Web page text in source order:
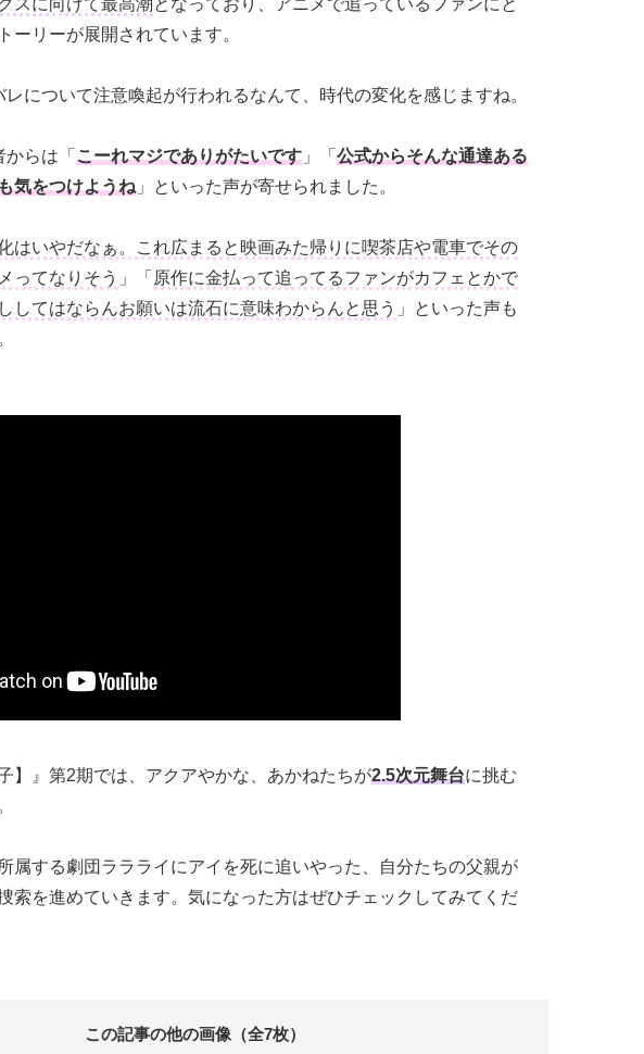
スに向けて最高潮 となっており、アニメで追っているファンにと
ーリーが展開されています。
レについて注意喚起が行われるなんて、時代の変化を感じますね。
らは「 こーれマジでありがたいです 」「 公式からそんな通達ある
気をつけようね 」といった声が寄せられました。
はいやだなぁ。これ広まると映画みた帰りに喫茶店や電車でその
ってなりそう 」「 原作に金払って追ってるファンがカフェとかで
してはならんお願いは流石に意味わからんと思う 」といった声も
】』第2期では、アクアやかな、あかねたちが2.5次元舞台に挑む
属する劇団ララライにアイを死に追いやった、自分たちの父親が
索を進めていきます。気になった方はぜひチェックしてみてくだ
この記事の他の画像（全7枚）